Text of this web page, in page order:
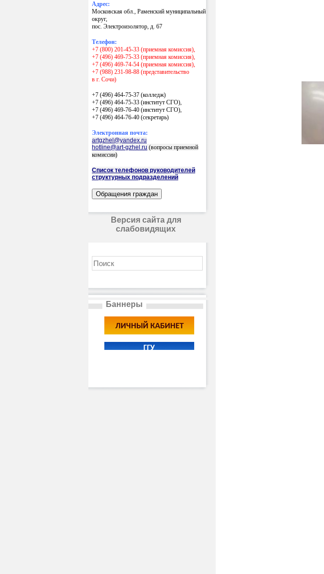
Адрес:
Московская обл., Раменский муниципальный
округ,
пос. Электроизолятор, д. 67
Телефон:
+7 (800) 201-45-33 (приемная комиссия),
+7 (496) 469-75-33 (приемная комиссия),
+7 (496) 469-74-54 (приемная комиссия),
+7 (988) 231-98-88 (представительство
в г. Сочи)
+7 (496) 464-75-37 (колледж)
+7 (496) 464-75-33 (институт СГО),
+7 (496) 469-76-40 (институт СГО),
+7 (496) 464-76-40 (секретарь)
Электронная почта:
artgzhel@yandex.ru
hotline@art-gzhel.ru (вопросы приемной
комиссии)
Список телефонов руководителей
структурных подразделений
Версия сайта для
слабовидящих
Баннеры